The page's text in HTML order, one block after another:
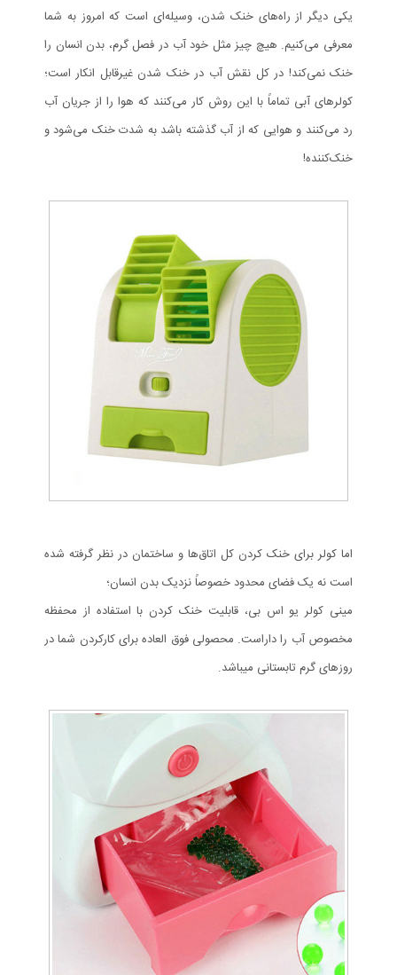
یکی دیگر از راه‌های خنک شدن، وسیله‌ای است که امروز به شما
معرفی می‌کنیم. هیچ چیز مثل خود آب در فصل گرم، بدن انسان را
خنک نمی‌کند! در کل نقش آب در خنک شدن غیرقابل انکار است؛
کولرهای آبی تماماً با این روش کار می‌کنند که هوا را از جریان آب
رد می‌کنند و هوایی که از آب گذشته باشد به شدت خنک می‌شود و
خنک‌کننده!
اما کولر برای خنک کردن کل اتاق‌ها و ساختمان در نظر گرفته شده
است نه یک فضای محدود خصوصاً نزدیک بدن انسان؛
مینی کولر یو اس بی، قابلیت خنک کردن با استفاده از محفظه
مخصوص آب را داراست. محصولی فوق العاده برای کارکردن شما در
روزهای گرم تابستانی میباشد.